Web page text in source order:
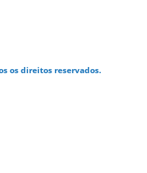
os direitos reservados.